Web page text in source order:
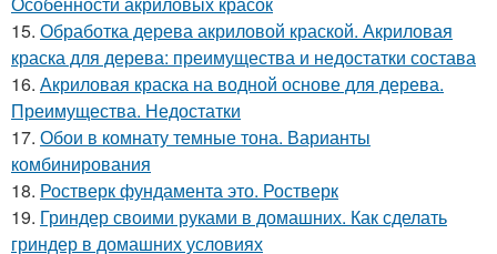
15. Обработка дерева акриловой краской. Акриловая
краска для дерева: преимущества и недостатки состава
16. Акриловая краска на водной основе для дерева.
Преимущества. Недостатки
17. Обои в комнату темные тона. Варианты
комбинирования
18. Ростверк фундамента это. Ростверк
19. Гриндер своими руками в домашних. Как сделать
гриндер в домашних условиях